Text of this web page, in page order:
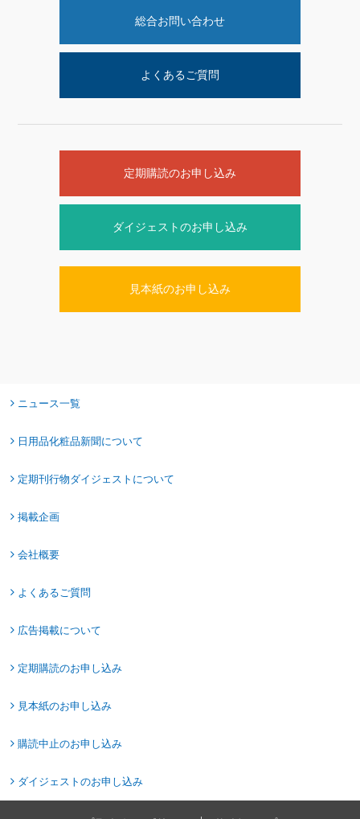
総合お問い合わせ
よくあるご質問
定期購読のお申し込み
ダイジェストのお申し込み
見本紙のお申し込み
ニュース一覧
日用品化粧品新聞について
定期刊行物ダイジェストについて
掲載企画
会社概要
よくあるご質問
広告掲載について
定期購読のお申し込み
見本紙のお申し込み
購読中止のお申し込み
ダイジェストのお申し込み